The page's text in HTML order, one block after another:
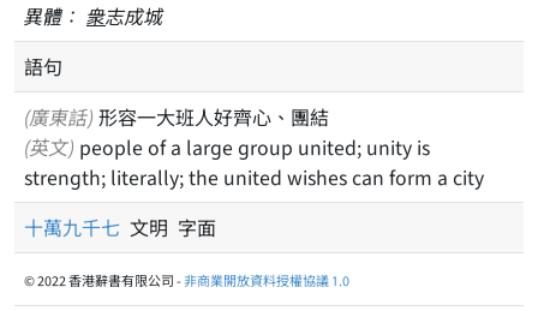
異體： 衆志成城
語句
(廣東話) 形容一大班人好齊心、團結
(英文) people of a large group united; unity is
strength; literally; the united wishes can form a city
十萬九千七 文明 字面
© 2022 香港辭書有限公司 -非商業開放資料授權協議 1.0